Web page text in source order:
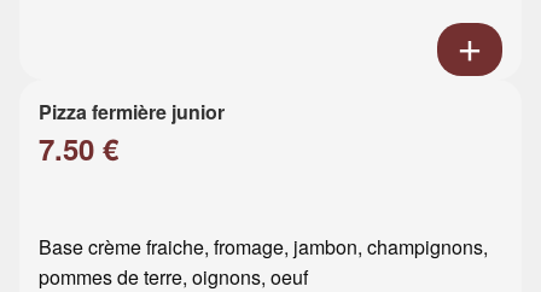
Pizza fermière junior
7.50 €
Base crème fraiche, fromage, jambon, champignons,
pommes de terre, oignons, oeuf